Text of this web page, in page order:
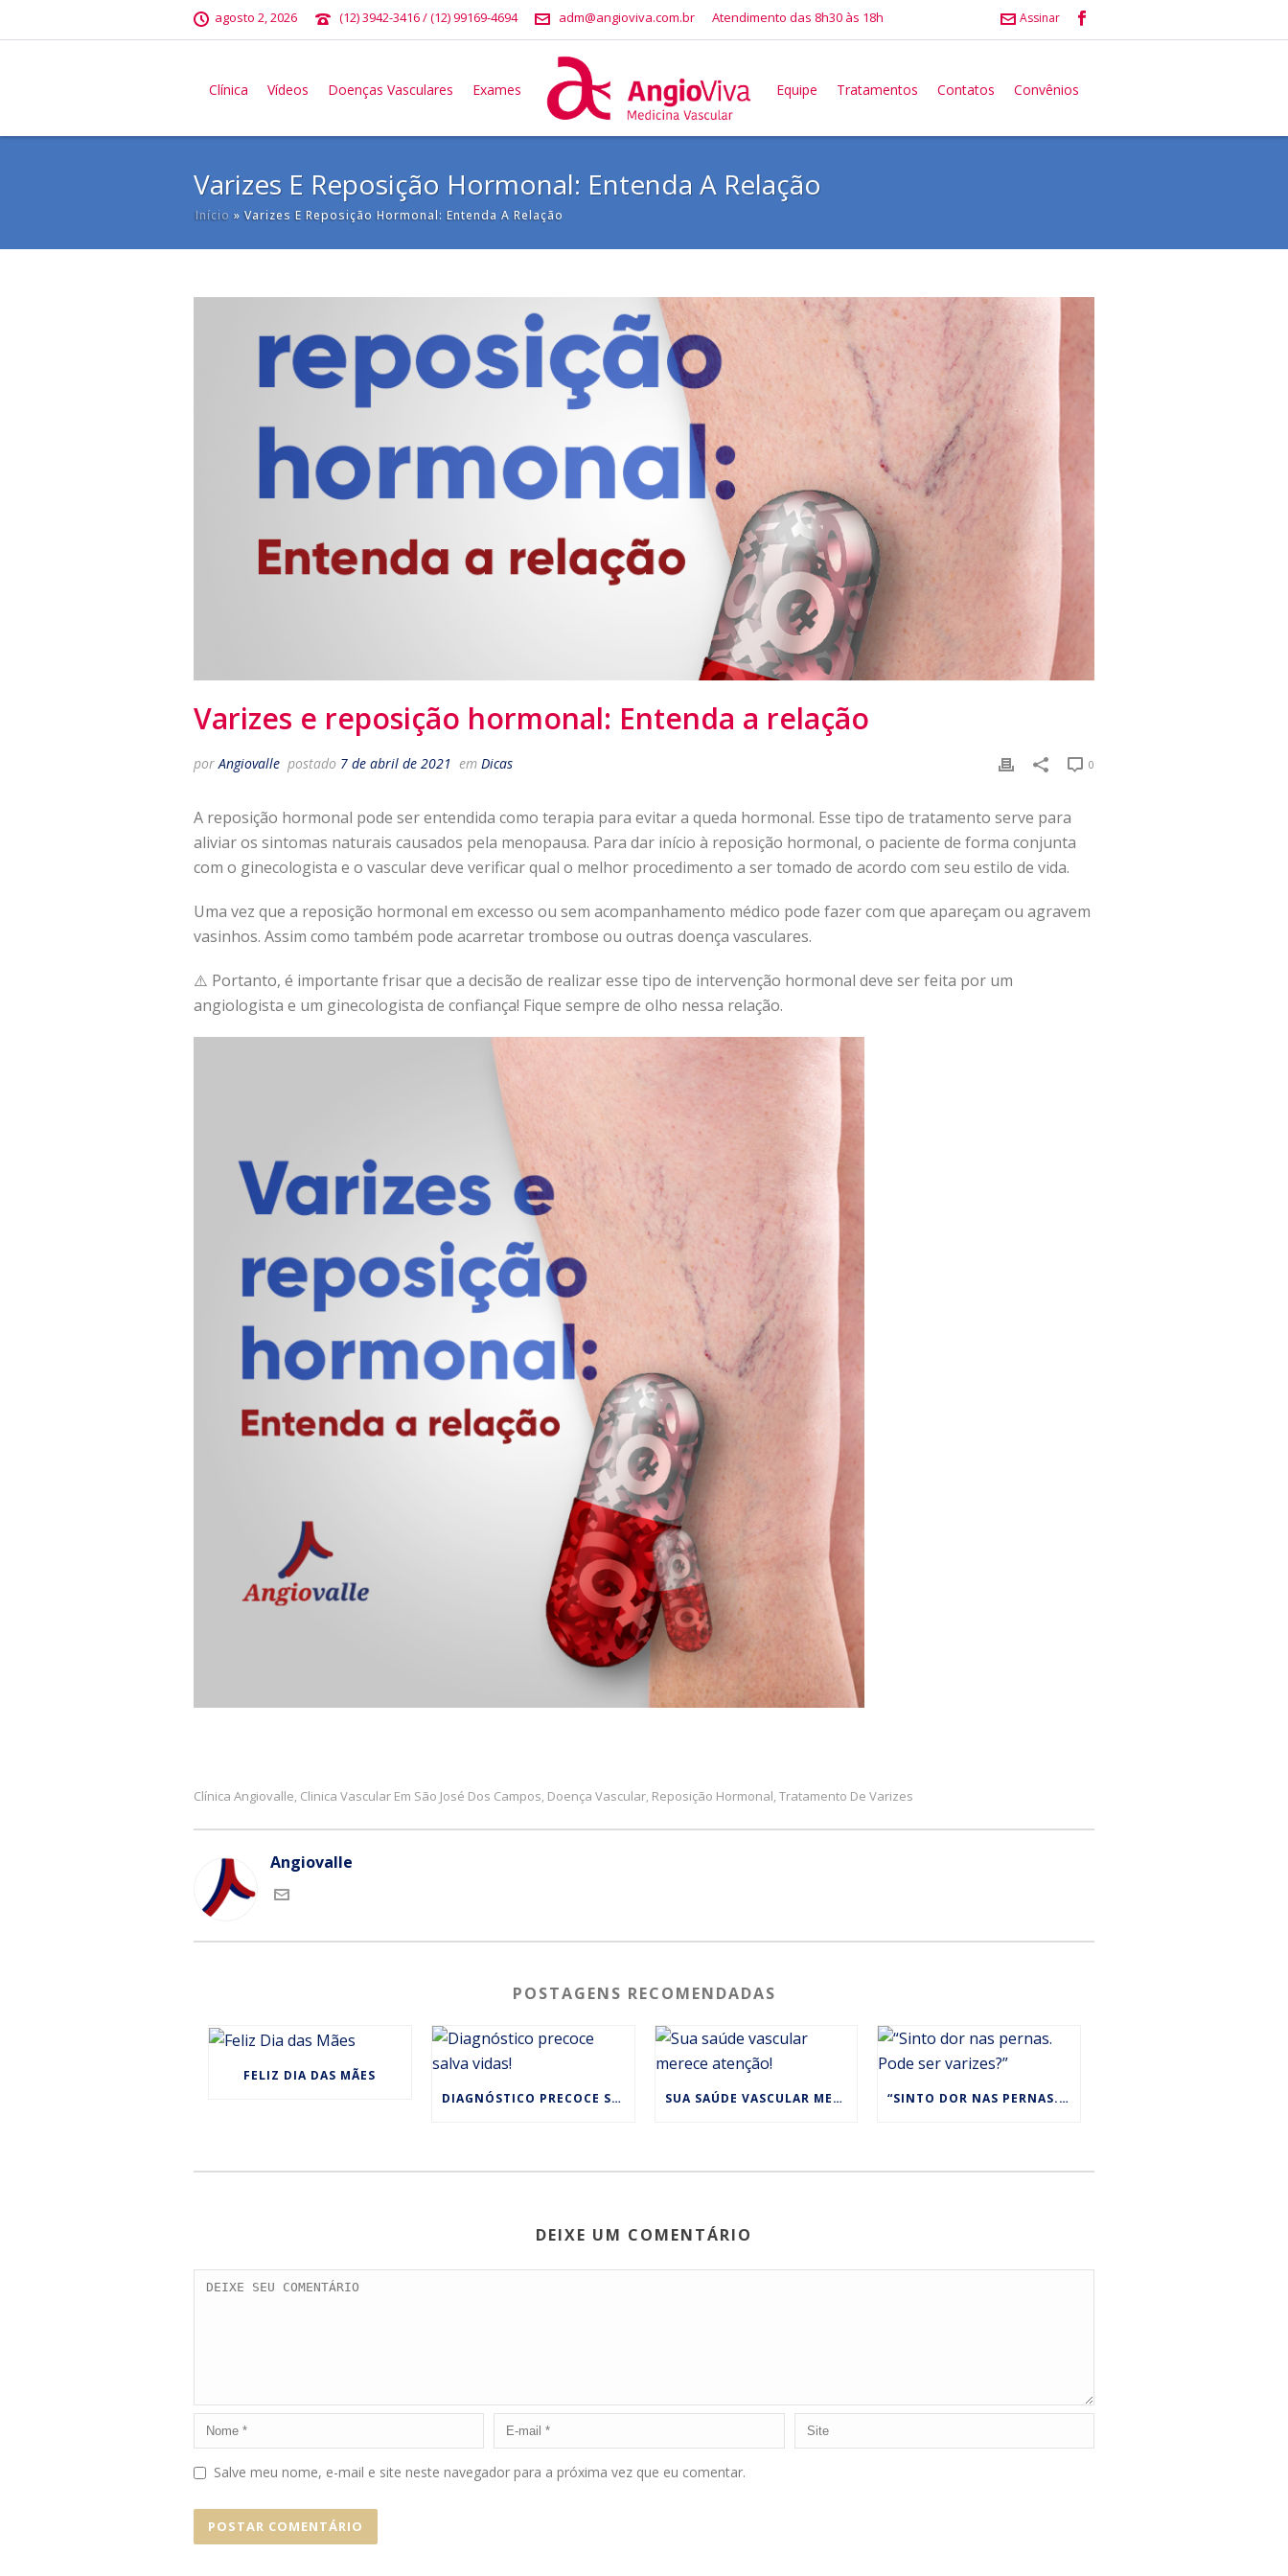
agosto 2, 2026 (12) 3942-3416 / (12) 99169-4694 adm@angioviva.com.br Atendimento das 8h30 às 18h Assinar
Clínica Vídeos Doenças Vasculares Exames Equipe Tratamentos Contatos Convênios
Varizes E Reposição Hormonal: Entenda A Relação
Início »Varizes E Reposição Hormonal: Entenda A Relação
Varizes e reposição hormonal: Entenda a relação
porAngiovalle postado 7 de abril de 2021 em Dicas 0
A reposição hormonal pode ser entendida como terapia para evitar a queda hormonal. Esse tipo de tratamento serve para
aliviar os sintomas naturais causados pela menopausa. Para dar início à reposição hormonal, o paciente de forma conjunta
com o ginecologista e o vascular deve verificar qual o melhor procedimento a ser tomado de acordo com seu estilo de vida.
Uma vez que a reposição hormonal em excesso ou sem acompanhamento médico pode fazer com que apareçam ou agravem
vasinhos. Assim como também pode acarretar trombose ou outras doença vasculares.
⚠️ Portanto, é importante frisar que a decisão de realizar esse tipo de intervenção hormonal deve ser feita por um
angiologista e um ginecologista de confiança! Fique sempre de olho nessa relação.
Clínica Angiovalle, Clinica Vascular Em São José Dos Campos, Doença Vascular, Reposição Hormonal, Tratamento De Varizes
Angiovalle
POSTAGENS RECOMENDADAS
FELIZ DIA DAS MÃES
DIAGNÓSTICO PRECOCE SALVA VIDAS!
SUA SAÚDE VASCULAR MERECE ATENÇÃO! “SINTO DOR NAS PERNAS. PODE SER VARIZES?”
DEIXE UM COMENTÁRIO
Salve meu nome, e-mail e site neste navegador para a próxima vez que eu comentar.